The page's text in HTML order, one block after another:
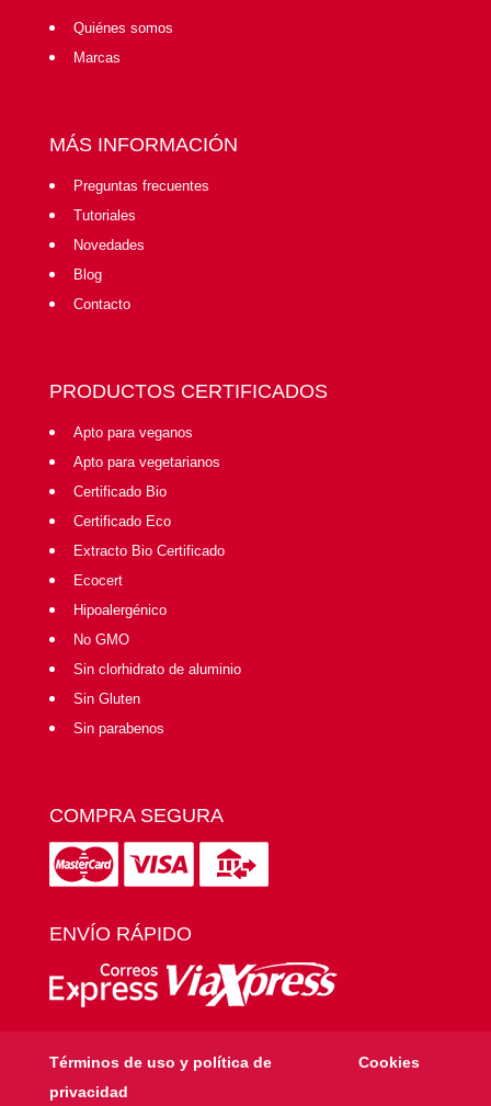
Quiénes somos
Marcas
MÁS INFORMACIÓN
Preguntas frecuentes
Tutoriales
Novedades
Blog
Contacto
PRODUCTOS CERTIFICADOS
Apto para veganos
Apto para vegetarianos
Certificado Bio
Certificado Eco
Extracto Bio Certificado
Ecocert
Hipoalergénico
No GMO
Sin clorhidrato de aluminio
Sin Gluten
Sin parabenos
COMPRA SEGURA
ENVÍO RÁPIDO
Términos de uso y política de
privacidad
Cookies